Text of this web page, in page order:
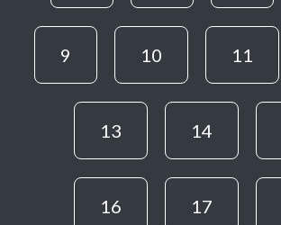
9 10 11
13 14
16 17